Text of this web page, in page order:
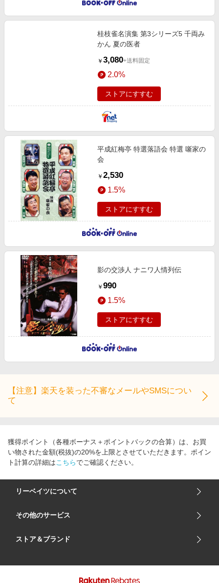
桂枝雀名演集 第3シリーズ5 千両み
かん 夏の医者
￥ 3,080+送料固定
2.0%
ストアにすすむ
平成紅梅亭 特選落語会 特選 噺家の
会
￥ 2,530
1.5%
ストアにすすむ
影の交渉人 ナニワ人情列伝
￥ 990
1.5%
ストアにすすむ
【注意】楽天を装った不審なメールやSMSについ
て
獲得ポイント（各種ボーナス＋ポイントバックの合算）は、お買
い物された金額(税抜)の20%を上限とさせていただきます。ポイン
ト計算の詳細はこちらでご確認ください。
リーベイツについて
会社概要
サイトマップ
リーベイツ ポイントアシスト
その他のサービス
楽天市場
ストア＆ブランド